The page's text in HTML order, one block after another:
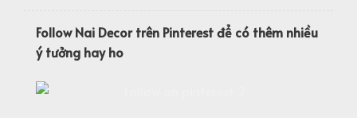
Follow Nai Decor trên Pinterest để có thêm nhiều
ý tưởng hay ho